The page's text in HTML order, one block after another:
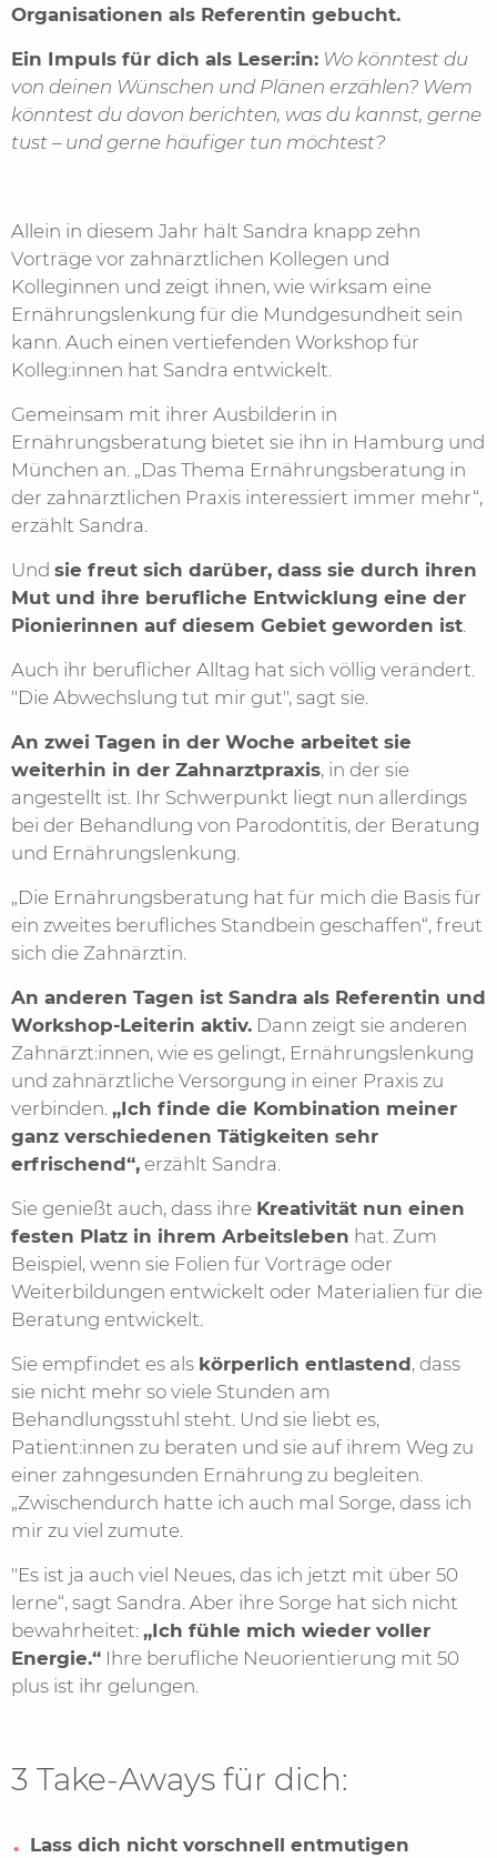
Organisationen als Referentin gebucht.
Ein Impuls für dich als Leser:in: Wo könntest du
von deinen Wünschen und Plänen erzählen? Wem
könntest du davon berichten, was du kannst, gerne
tust – und gerne häufiger tun möchtest?
Allein in diesem Jahr hält Sandra knapp zehn
Vorträge vor zahnärztlichen Kollegen und
Kolleginnen und zeigt ihnen, wie wirksam eine
Ernährungslenkung für die Mundgesundheit sein
kann. Auch einen vertiefenden Workshop für
Kolleg:innen hat Sandra entwickelt.
Gemeinsam mit ihrer Ausbilderin in
Ernährungsberatung bietet sie ihn in Hamburg und
München an. „Das Thema Ernährungsberatung in
der zahnärztlichen Praxis interessiert immer mehr“,
erzählt Sandra.
Und sie freut sich darüber, dass sie durch ihren
Mut und ihre berufliche Entwicklung eine der
Pionierinnen auf diesem Gebiet geworden ist.
Auch ihr beruflicher Alltag hat sich völlig verändert.
"Die Abwechslung tut mir gut", sagt sie.
An zwei Tagen in der Woche arbeitet sie
weiterhin in der Zahnarztpraxis, in der sie
angestellt ist. Ihr Schwerpunkt liegt nun allerdings
bei der Behandlung von Parodontitis, der Beratung
und Ernährungslenkung.
„Die Ernährungsberatung hat für mich die Basis für
ein zweites berufliches Standbein geschaffen“, freut
sich die Zahnärztin.
An anderen Tagen ist Sandra als Referentin und
Workshop-Leiterin aktiv. Dann zeigt sie anderen
Zahnärzt:innen, wie es gelingt, Ernährungslenkung
und zahnärztliche Versorgung in einer Praxis zu
verbinden. „Ich finde die Kombination meiner
ganz verschiedenen Tätigkeiten sehr
erfrischend“, erzählt Sandra.
Sie genießt auch, dass ihre Kreativität nun einen
festen Platz in ihrem Arbeitsleben hat. Zum
Beispiel, wenn sie Folien für Vorträge oder
Weiterbildungen entwickelt oder Materialien für die
Beratung entwickelt.
Sie empfindet es als körperlich entlastend, dass
sie nicht mehr so viele Stunden am
Behandlungsstuhl steht. Und sie liebt es,
Patient:innen zu beraten und sie auf ihrem Weg zu
einer zahngesunden Ernährung zu begleiten.
„Zwischendurch hatte ich auch mal Sorge, dass ich
mir zu viel zumute.
"Es ist ja auch viel Neues, das ich jetzt mit über 50
lerne“, sagt Sandra. Aber ihre Sorge hat sich nicht
bewahrheitet: „Ich fühle mich wieder voller
Energie.“ Ihre berufliche Neuorientierung mit 50
plus ist ihr gelungen.
3 Take-Aways für dich:
Lass dich nicht vorschnell entmutigen